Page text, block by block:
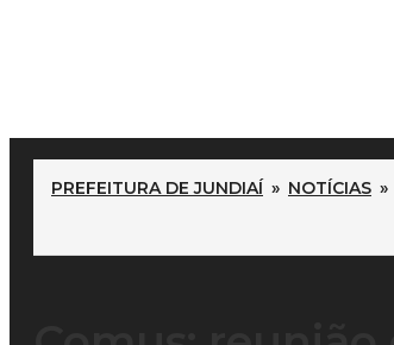
PREFEITURA DE JUNDIAÍ » NOTÍCIAS »